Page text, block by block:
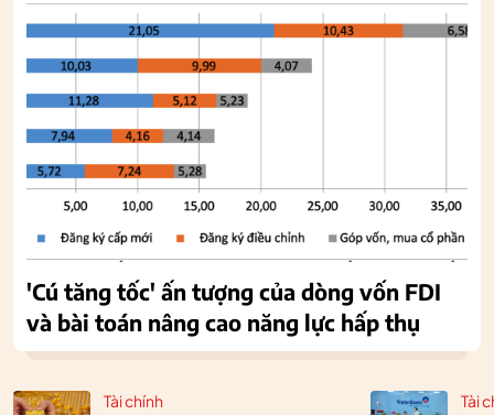
Tài chính Tài
'Cú tăng tốc' ấn tượng của dòng vốn FDI
và bài toán nâng cao năng lực hấp thụ